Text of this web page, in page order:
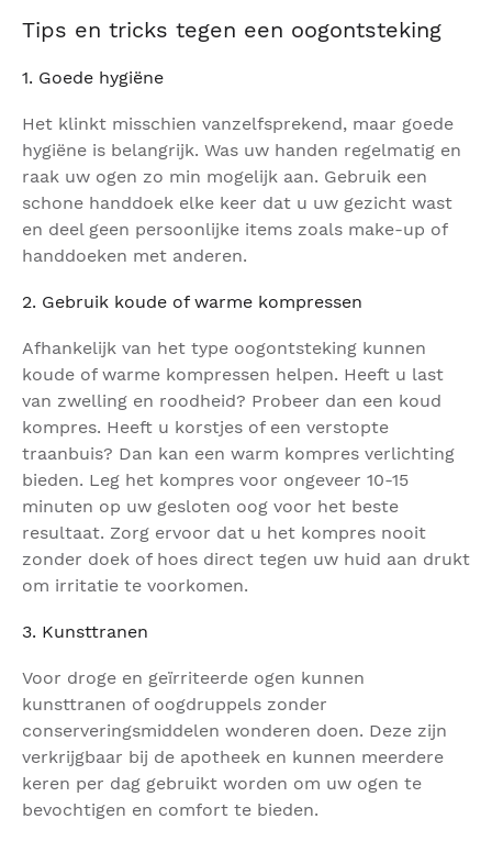
Tips en tricks tegen een oogontsteking
1. Goede hygiëne
Het klinkt misschien vanzelfsprekend, maar goede
hygiëne is belangrijk. Was uw handen regelmatig en
raak uw ogen zo min mogelijk aan. Gebruik een
schone handdoek elke keer dat u uw gezicht wast
en deel geen persoonlijke items zoals make-up of
handdoeken met anderen.
2. Gebruik koude of warme kompressen
Afhankelijk van het type oogontsteking kunnen
koude of warme kompressen helpen. Heeft u last
van zwelling en roodheid? Probeer dan een koud
kompres. Heeft u korstjes of een verstopte
traanbuis? Dan kan een warm kompres verlichting
bieden. Leg het kompres voor ongeveer 10-15
minuten op uw gesloten oog voor het beste
resultaat. Zorg ervoor dat u het kompres nooit
zonder doek of hoes direct tegen uw huid aan drukt
om irritatie te voorkomen.
3. Kunsttranen
Voor droge en geïrriteerde ogen kunnen
kunsttranen of oogdruppels zonder
conserveringsmiddelen wonderen doen. Deze zijn
verkrijgbaar bij de apotheek en kunnen meerdere
keren per dag gebruikt worden om uw ogen te
bevochtigen en comfort te bieden.